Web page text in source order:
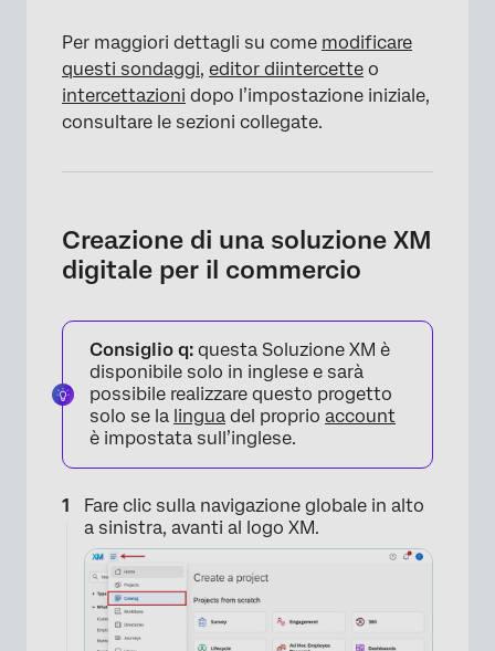
Per maggiori dettagli su come modificare
questi sondaggi, editor diintercette o
intercettazioni dopo l’impostazione iniziale,
consultare le sezioni collegate.
Creazione di una soluzione XM
digitale per il commercio
Consiglio q: questa Soluzione XM è
disponibile solo in inglese e sarà
possibile realizzare questo progetto
solo se la lingua del proprio account
è impostata sull’inglese.
Fare clic sulla navigazione globale in alto
a sinistra, avanti al logo XM.